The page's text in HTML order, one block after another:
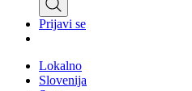
Prijavi se
Lokalno
Slovenija